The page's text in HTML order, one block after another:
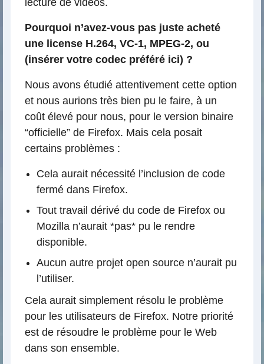
lecture de vidéos.
Pourquoi n’avez-vous pas juste acheté
une license H.264, VC-1, MPEG-2, ou
(insérer votre codec préféré ici) ?
Nous avons étudié attentivement cette option
et nous aurions très bien pu le faire, à un
coût élevé pour nous, pour le version binaire
“officielle” de Firefox. Mais cela posait
certains problèmes :
Cela aurait nécessité l’inclusion de code
fermé dans Firefox.
Tout travail dérivé du code de Firefox ou
Mozilla n’aurait *pas* pu le rendre
disponible.
Aucun autre projet open source n’aurait pu
l’utiliser.
Cela aurait simplement résolu le problème
pour les utilisateurs de Firefox. Notre priorité
est de résoudre le problème pour le Web
dans son ensemble.